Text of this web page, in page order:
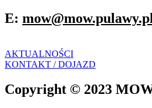
E: mow@mow.pulawy.pl
AKTUALNOŚCI
KONTAKT / DOJAZD
Copyright © 2023